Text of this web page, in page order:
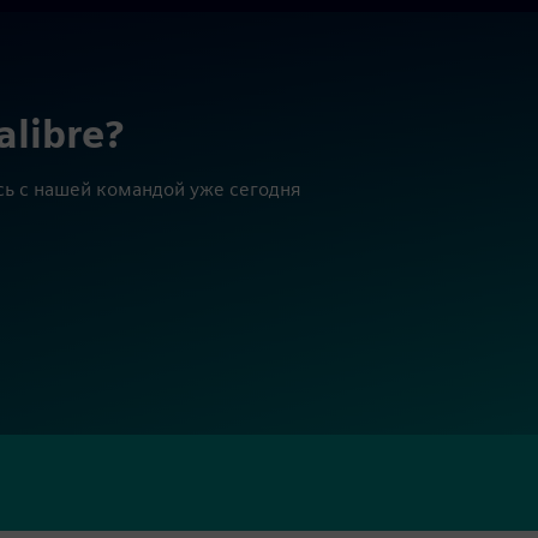
с нашей командой уже сегодня